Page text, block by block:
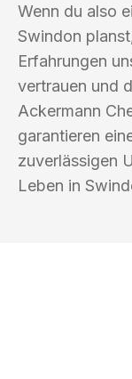
Wenn du also
Swindon
Erfahrungen
vertrauen und
Ackermann
garantieren
zuverlässigen
Leben in